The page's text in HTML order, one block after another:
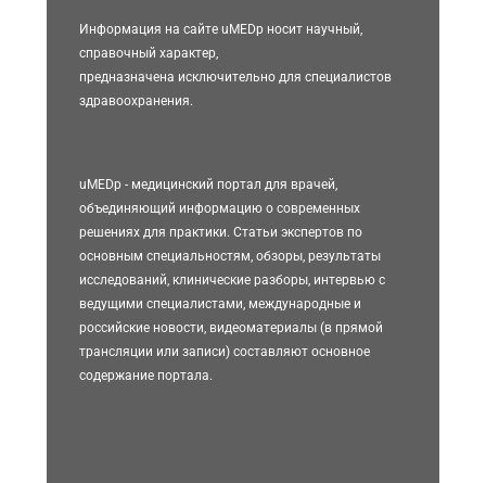
Информация на сайте uMEDp носит научный,
справочный характер,
предназначена исключительно для специалистов
здравоохранения.
uMEDp - медицинский портал для врачей,
объединяющий информацию о современных
решениях для практики. Статьи экспертов по
основным специальностям, обзоры, результаты
исследований, клинические разборы, интервью с
ведущими специалистами, международные и
российские новости, видеоматериалы (в прямой
трансляции или записи) составляют основное
содержание портала.